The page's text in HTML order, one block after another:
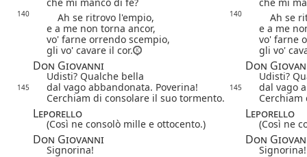
140 Ah se ritrovo l'empio, 140
Ah se
e a me non torna ancor,
e a me
vo' farne orrendo scempio,
vo' farne
gli vo' cavare il cor.
gli vo'
Don Giovanni Don
Udisti? Qualche bella Udisti?
145 dal vago abbandonata. Poverina! 145
dal vago
Cerchiam di consolare il suo tormento.
Leporello Leporello
(Così ne consolò mille e ottocento.) (Così ne
Don Giovanni Don
Signorina! Signorina!